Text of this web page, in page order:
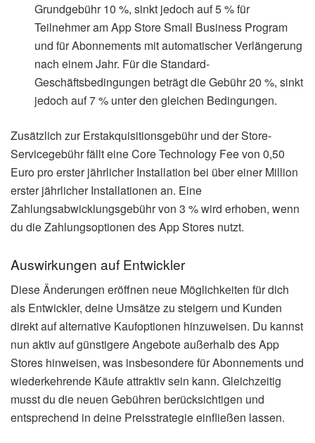
Grundgebühr 10 %, sinkt jedoch auf 5 % für
Teilnehmer am App Store Small Business Program
und für Abonnements mit automatischer Verlängerung
nach einem Jahr. Für die Standard-
Geschäftsbedingungen beträgt die Gebühr 20 %, sinkt
jedoch auf 7 % unter den gleichen Bedingungen.
Zusätzlich zur Erstakquisitionsgebühr und der Store-
Servicegebühr fällt eine Core Technology Fee von 0,50
Euro pro erster jährlicher Installation bei über einer Million
erster jährlicher Installationen an. Eine
Zahlungsabwicklungsgebühr von 3 % wird erhoben, wenn
du die Zahlungsoptionen des App Stores nutzt.
Auswirkungen auf Entwickler
Diese Änderungen eröffnen neue Möglichkeiten für dich
als Entwickler, deine Umsätze zu steigern und Kunden
direkt auf alternative Kaufoptionen hinzuweisen. Du kannst
nun aktiv auf günstigere Angebote außerhalb des App
Stores hinweisen, was insbesondere für Abonnements und
wiederkehrende Käufe attraktiv sein kann. Gleichzeitig
musst du die neuen Gebühren berücksichtigen und
entsprechend in deine Preisstrategie einfließen lassen.